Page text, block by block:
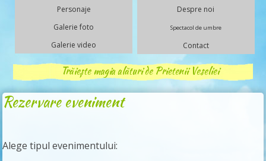
Personaje
Galerie foto
Galerie video
Despre noi
Spectacol de umbre
Contact
Trăiește magia alături de Prietenii Veseliei
Rezervare eveniment
Alege tipul evenimentului: